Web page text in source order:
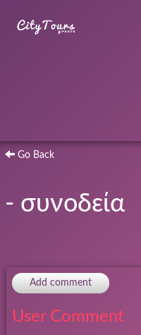
Go Back
- συνοδεία
Add comment
User Comment